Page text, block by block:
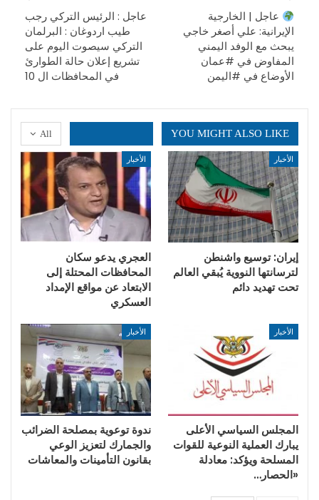
عاجل | الخارجية
الإيرانية: علي أصغر خاجي
يبحث مع الوفد اليمني
المفاوض في #عمان
الأوضاع في #اليمن
عاجل : الرئيس التركي رجب
طيب اردوغان : البرلمان
التركي سيصوت اليوم على
تشريع إعلان حالة الطوارئ
في المحافظات ال 10
All YOU MIGHT ALSO LIKE
الأخبار
إيران: توسيع واشنطن
لترسانتها النووية يُبقي العالم
تحت تهديد دائم
الأخبار
العجري يدعو سكان
المحافظات المحتلة إلى
الابتعاد عن مواقع الإمداد
العسكري
الأخبار
المجلس السياسي الأعلى
يبارك العملية النوعية للقوات
المسلحة ويؤكد: معادلة
«الحصار…
الأخبار
ندوة توعوية بمصلحة الضرائب
والجمارك لتعزيز الوعي
بقانون التأمينات والمعاشات